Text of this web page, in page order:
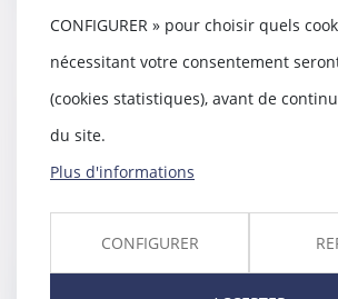
Le juge-commissaire ne
09/06/2022
Dans cette espèce, le juge-
commissaire était saisi
CONFIGURER » pour choisir quels
nécessitant votre consentement
(cookies statistiques), avant de
du site.
Plus d'informations
CONFIGURER